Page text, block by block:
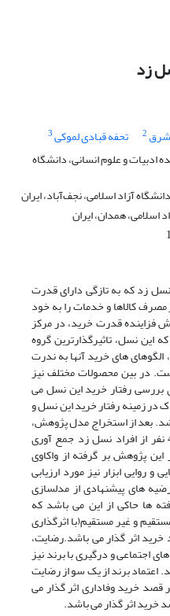
زد
2 تحفه قبادی لموکی3
ادبیات و علوم انسانی، دانشگاه
آزاد اسلامی، نجف‌آباد، ایران
اسلامی، همدان، ایران
زد که به تازگی دارای قدرت
کالاها و خدمات را به خود
فزاینده قدرت خرید، در مرکز
این نسل، تاثیرگذارترین گروه
های خرید آنها به ندرت
در بین محصولات مختلف نیز
بررسی رفتار خرید این نسل می
زمینه رفتار خرید این نسل و
بعد از استخراج مدل پژوهش،
داده ها از نمونه ای مشتمل بر 400 نفر از افراد نسل زد جمع آوری
پژوهش بر گرفته از واکاوی
روایی ابزار نیز مورد ارزیابی
های پیشنهادی از مدلسازی
ها حاکی از این می باشد که
و غیر مستقیم(با اثرگذاری
اثر گذار می باشد.رضایت،
اجتماعی و درگیری با برند نیز
برند از یک سو از رضایت
قصد خرید وفاداری اثر گذار می
خرید اثر گذار می باشد.